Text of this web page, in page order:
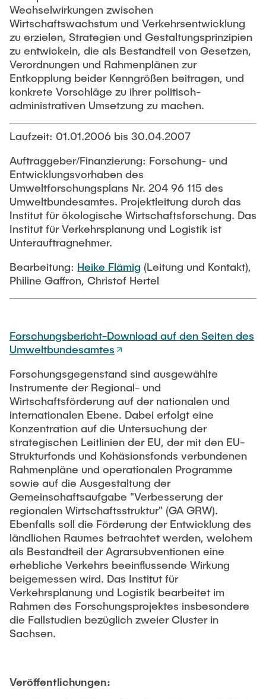
Abgeschlossene studentische Arbeiten
Land-use and transport planning
Transport and logistics hubs
Book tips
Medien
Wechselwirkungen zwischen
Wirtschaftswachstum und Verkehrsentwicklung
zu erzielen, Strategien und Gestaltungsprinzipien
zu entwickeln, die als Bestandteil von Gesetzen,
Verordnungen und Rahmenplänen zur
Entkopplung beider Kenngrößen beitragen, und
konkrete Vorschläge zu ihrer politisch-
administrativen Umsetzung zu machen.
Laufzeit: 01.01.2006 bis 30.04.2007
Auftraggeber/Finanzierung: Forschung- und
Entwicklungsvorhaben des
Umweltforschungsplans Nr. 204 96 115 des
Umweltbundesamtes. Projektleitung durch das
Institut für ökologische Wirtschaftsforschung. Das
Institut für Verkehrsplanung und Logistik ist
Unterauftragnehmer.
Bearbeitung: Heike Flämig (Leitung und Kontakt),
Philine Gaffron, Christof Hertel
Forschungsbericht-Download auf den Seiten des
Umweltbundesamtes
Forschungsgegenstand sind ausgewählte
Instrumente der Regional- und
Wirtschaftsförderung auf der nationalen und
internationalen Ebene. Dabei erfolgt eine
Konzentration auf die Untersuchung der
strategischen Leitlinien der EU, der mit den EU-
Strukturfonds und Kohäsionsfonds verbundenen
Rahmenpläne und operationalen Programme
sowie auf die Ausgestaltung der
Gemeinschaftsaufgabe "Verbesserung der
regionalen Wirtschaftsstruktur" (GA GRW).
Ebenfalls soll die Förderung der Entwicklung des
ländlichen Raumes betrachtet werden, welchem
als Bestandteil der Agrarsubventionen eine
erhebliche Verkehrs beeinflussende Wirkung
beigemessen wird. Das Institut für
Verkehrsplanung und Logistik bearbeitet im
Rahmen des Forschungsprojektes insbesondere
die Fallstudien bezüglich zweier Cluster in
Sachsen.
Veröffentlichungen: